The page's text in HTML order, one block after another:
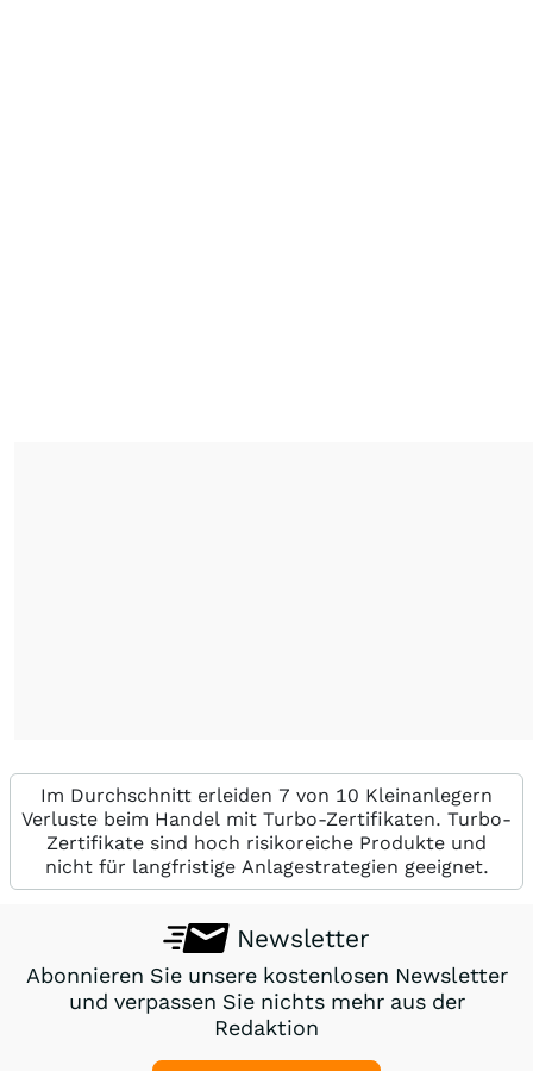
Im Durchschnitt erleiden 7 von 10 Kleinanlegern
Verluste beim Handel mit Turbo-Zertifikaten. Turbo-
Zertifikate sind hoch risikoreiche Produkte und
nicht für langfristige Anlagestrategien geeignet.
Newsletter
Abonnieren Sie unsere kostenlosen Newsletter
und verpassen Sie nichts mehr aus der
Redaktion